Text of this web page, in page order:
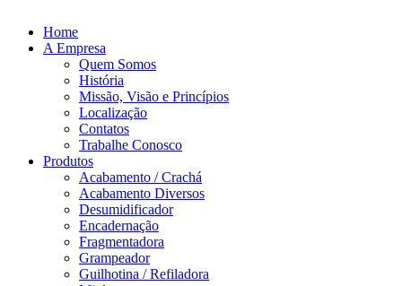
Home
A Empresa
Quem Somos
História
Missão, Visão e Princípios
Localização
Contatos
Trabalhe Conosco
Produtos
Acabamento / Crachá
Acabamento Diversos
Desumidificador
Encadernação
Fragmentadora
Grampeador
Guilhotina / Refiladora